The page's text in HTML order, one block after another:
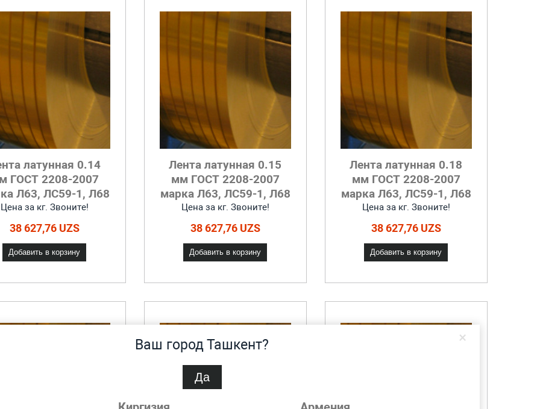
×
Ваш город Ташкент?
Да
латунная 0.14
ГОСТ 2208-2007
Л63, ЛС59-1, Л68
Цена за кг. Звоните!
38 627,76 UZS
Добавить в корзину
Лента латунная 0.15
мм ГОСТ 2208-2007
марка Л63, ЛС59-1, Л68
Цена за кг. Звоните!
38 627,76 UZS
Добавить в корзину
Лента латунная 0.18
мм ГОСТ 2208-2007
марка Л63, ЛС59-1, Л68
Цена за кг. Звоните!
38 627,76 UZS
Добавить в корзину